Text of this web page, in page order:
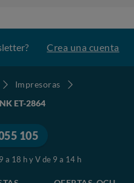
Crea una cuenta
Impresoras
ET-2864
105
a 18 h y V de 9 a 14 h